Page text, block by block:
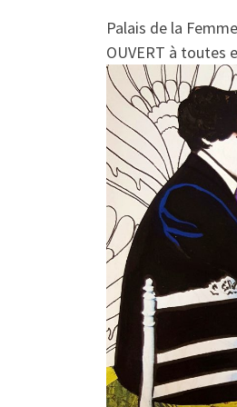
Palais de la
OUVERT à toutes